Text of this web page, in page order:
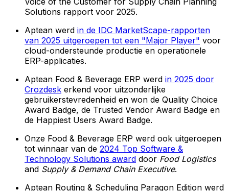
Solutions rapport voor 2025.
Aptean werd in de IDC MarketScape-rapporten
van 2025 uitgeroepen tot een "Major Player" voor
cloud-ondersteunde productie en operationele
ERP-applicaties.
Aptean Food & Beverage ERP werd in 2025 door
Crozdesk erkend voor uitzonderlijke
gebruikerstevredenheid en won de Quality Choice
Award Badge, de Trusted Vendor Award Badge en
de Happiest Users Award Badge.
Onze Food & Beverage ERP werd ook uitgeroepen
tot winnaar van de 2024 Top Software &
Technology Solutions award door Food Logistics
and Supply & Demand Chain Executive.
Aptean Routing & Scheduling Paragon Edition werd